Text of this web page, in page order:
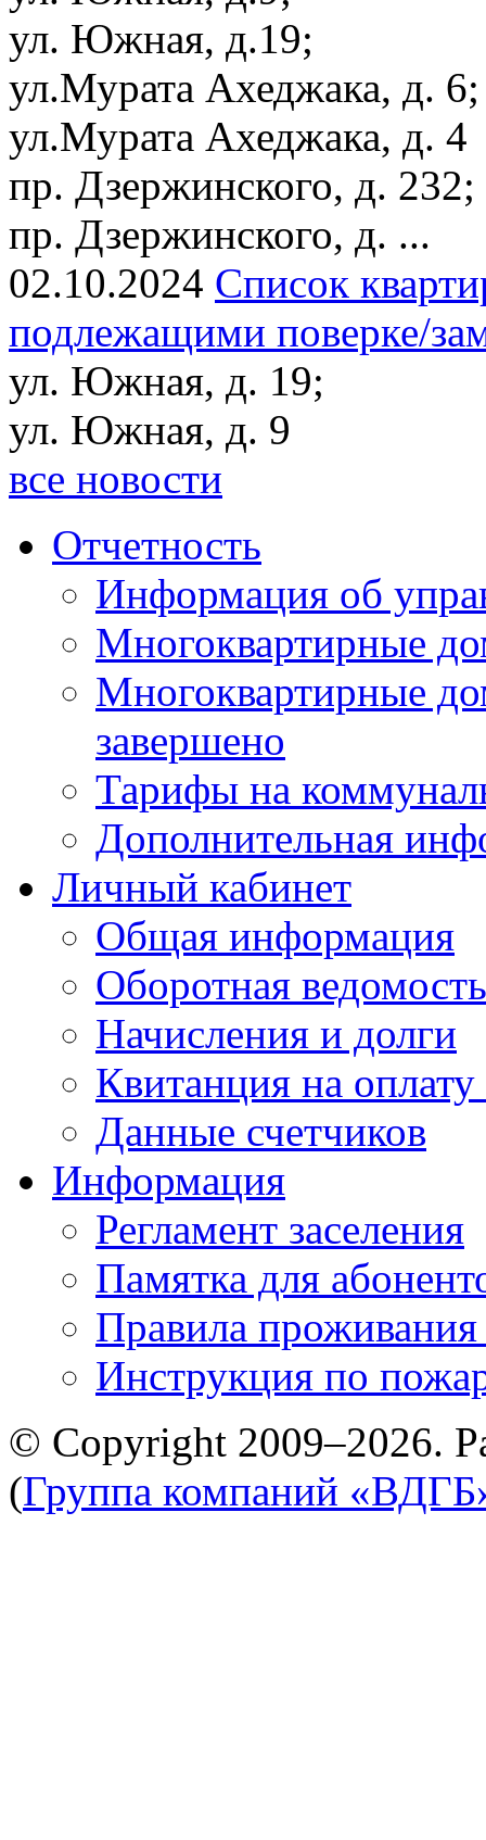
ул. Южная, д.19;
ул.Мурата Ахеджака, д. 6;
ул.Мурата Ахеджака, д. 4
пр. Дзержинского, д. 232;
пр. Дзержинского, д. ...
02.10.2024 Список
подлежащими поверке/
ул. Южная, д. 19;
ул. Южная, д. 9
все новости
Отчетность
Информация об
Многоквартирные
Многоквартирные
завершено
Тарифы на
Дополнительная
Личный кабинет
Общая информация
Оборотная ведомость
Начисления и долги
Квитанция на
Данные счетчиков
Информация
Регламент заселения
Памятка для
Правила
Инструкция по
© Copyright 2009–2026.
(Группа компаний